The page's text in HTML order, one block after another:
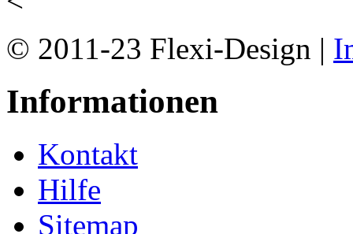
© 2011-23 Flexi-Design |
Informationen
Kontakt
Hilfe
Sitemap